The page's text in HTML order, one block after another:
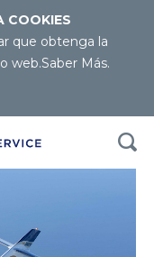
COOKIES
que obtenga la
web.Saber Más.